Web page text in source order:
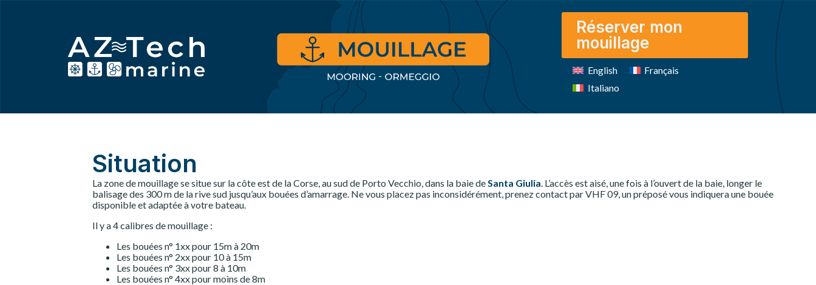
Réserver mon
mouillage
English
Français
Italiano
Situation
La zone de mouillage se situe sur la côte est de la Corse, au sud de Porto Vecchio, dans la baie deSanta Giulia. L’accès est aisé, une fois à l’ouvert de la baie, longer le
balisage des 300 m de la rive sud jusqu’aux bouées d’amarrage. Ne vous placez pas inconsidérément, prenez contact par VHF 09, un préposé vous indiquera une bouée
disponible et adaptée à votre bateau.
Il y a 4 calibres de mouillage :
Les bouées n° 1xx pour 15m à 20m
Les bouées n° 2xx pour 10 à 15m
Les bouées n° 3xx pour 8 à 10m
Les bouées n° 4xx pour moins de 8m